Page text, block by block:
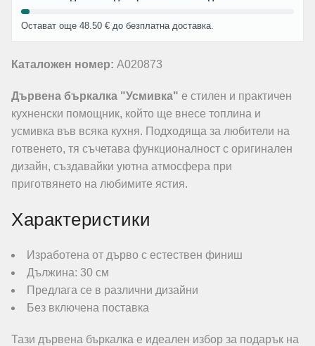
Остават още 48.50 € до безплатна доставка.
Каталожен номер: A020873
Дървена бъркалка "Усмивка" е стилен и практичен
кухненски помощник, който ще внесе топлина и
усмивка във всяка кухня. Подходяща за любители на
готвенето, тя съчетава функционалност с оригинален
дизайн, създавайки уютна атмосфера при
приготвянето на любимите ястия.
Характеристики
Изработена от дърво с естествен финиш
Дължина: 30 см
Предлага се в различни дизайни
Без включена поставка
Тази дървена бъркалка е идеален избор за подарък на